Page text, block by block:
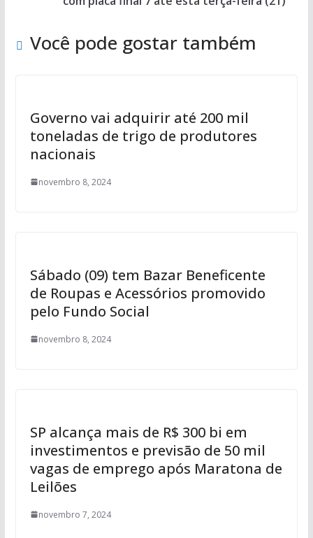
Você pode gostar também
Governo vai adquirir até 200 mil
toneladas de trigo de produtores
nacionais
novembro 8, 2024
Sábado (09) tem Bazar Beneficente
de Roupas e Acessórios promovido
pelo Fundo Social
novembro 8, 2024
SP alcança mais de R$ 300 bi em
investimentos e previsão de 50 mil
vagas de emprego após Maratona de
Leilões
novembro 7, 2024